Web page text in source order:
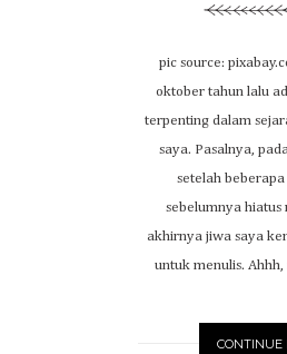
pic source:
oktober tahun lalu
terpenting dalam
saya. Pasalnya,
setelah beberapa
sebelumnya hiatus
akhirnya jiwa saya
untuk menulis. Ahhh,
CONTINUE